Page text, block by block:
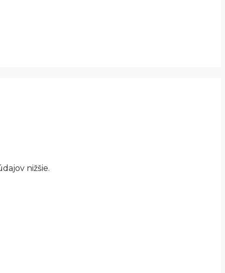
nižšie.